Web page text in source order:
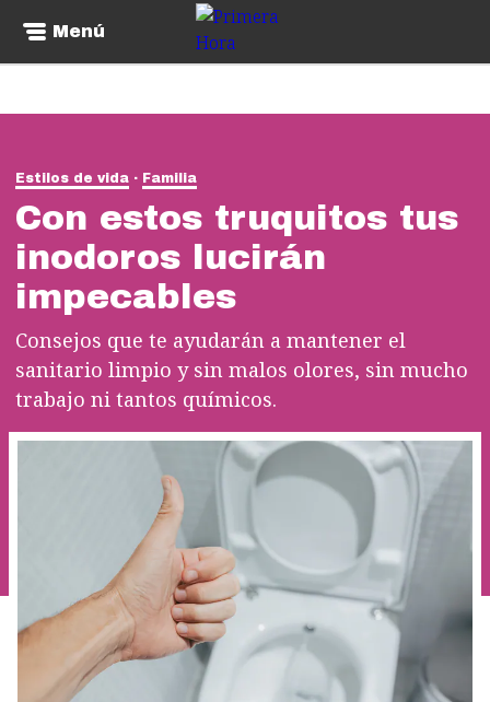
Menú
Estilos de vida Familia
Con estos truquitos tus
inodoros lucirán
impecables
Consejos que te ayudarán a mantener el
sanitario limpio y sin malos olores, sin mucho
trabajo ni tantos químicos.